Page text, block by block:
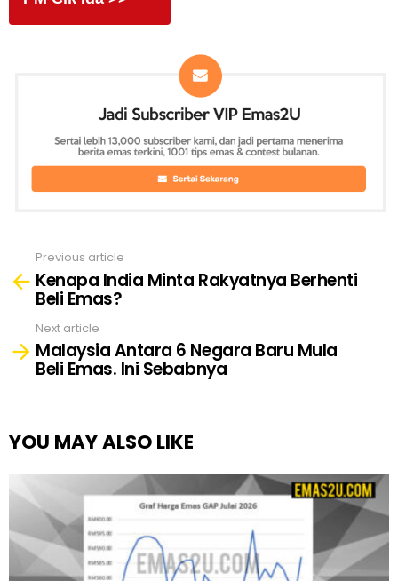
more
Previous article
Kenapa India Minta Rakyatnya Berhenti
Beli Emas?
Next article
Malaysia Antara 6 Negara Baru Mula
Beli Emas. Ini Sebabnya
YOU MAY ALSO LIKE